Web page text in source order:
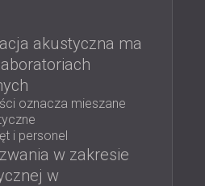
STUDIÓW
OBIEKTÓW
I PANELE
RESTAURACJI I
I ROZWIĄZANIA
HOTELI
(GB)
(DE)
(AT)
(ZA)
akustyczna ma
oznacza mieszane
i personel
w zakresie
w